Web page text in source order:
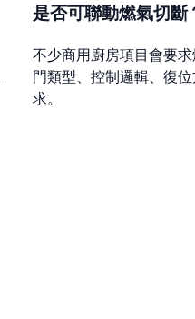
是否可聯動燃氣切斷
不少商用廚房項目會要
門類型、控制邏輯、復
求。